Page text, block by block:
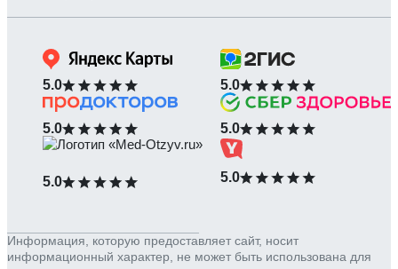
5.0 5.0
5.0 5.0
5.0 5.0
Информация, которую предоставляет сайт, носит
информационный характер, не может быть использована для